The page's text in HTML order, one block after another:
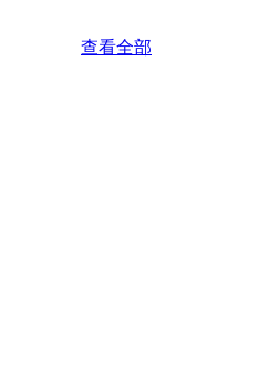
查看全部